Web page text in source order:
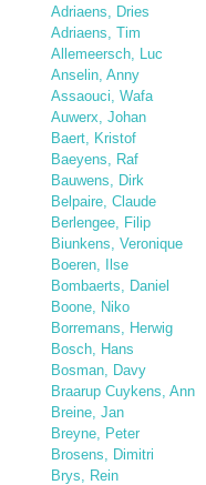
Adriaens, Dries
Adriaens, Tim
Allemeersch, Luc
Anselin, Anny
Assaouci, Wafa
Auwerx, Johan
Baert, Kristof
Baeyens, Raf
Bauwens, Dirk
Belpaire, Claude
Berlengee, Filip
Biunkens, Veronique
Boeren, Ilse
Bombaerts, Daniel
Boone, Niko
Borremans, Herwig
Bosch, Hans
Bosman, Davy
Braarup Cuykens, Ann
Breine, Jan
Breyne, Peter
Brosens, Dimitri
Brys, Rein